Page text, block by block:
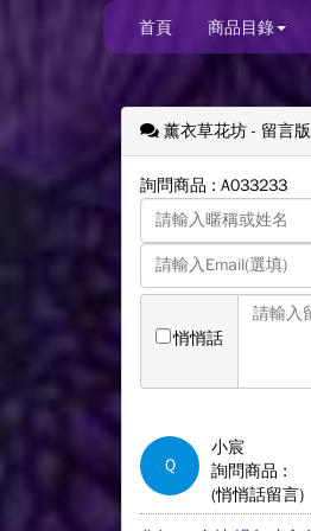
首頁 商品目錄
薰衣草花坊 - 留言版
詢問商品 : A033233
悄悄話
Q
小宸
詢問商品 :
(悄悄話留言)